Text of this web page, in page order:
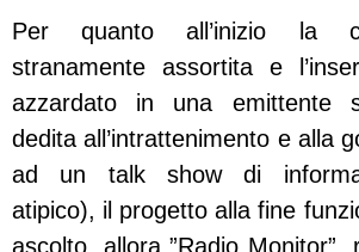
Per quanto all’inizio la
stranamente assortita e
azzardato in una emittente
dedita all’intrattenimento e alla
ad un talk show di
atipico), il progetto alla fine
ascolto, allora ”Radio Monitor”,